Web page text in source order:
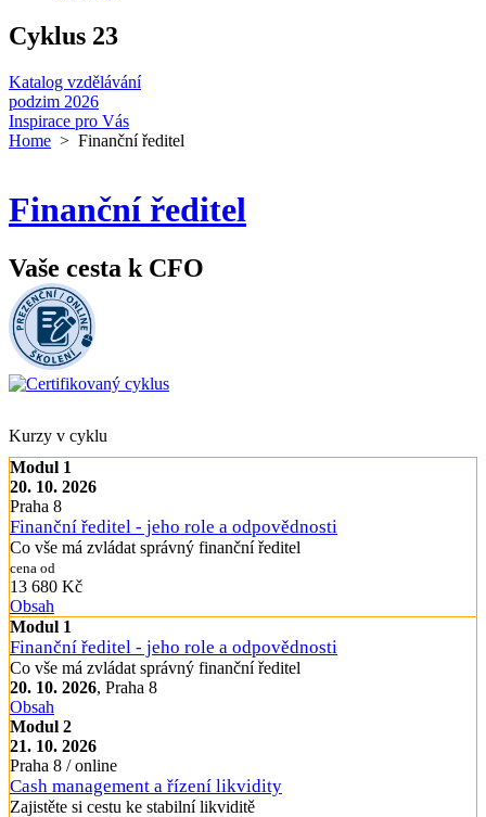
Cyklus 23
Katalog vzdělávání
podzim 2026
Inspirace pro Vás
Home > Finanční ředitel
Finanční ředitel
Vaše cesta k CFO
Kurzy v cyklu
Modul 1
20. 10. 2026
Praha 8
Finanční ředitel - jeho role a odpovědnosti
Co vše má zvládat správný finanční ředitel
cena od
13 680 Kč
Obsah
Modul 1
Finanční ředitel - jeho role a odpovědnosti
Co vše má zvládat správný finanční ředitel
20. 10. 2026, Praha 8
Obsah
Modul 2
21. 10. 2026
Praha 8 / online
Cash management a řízení likvidity
Zajistěte si cestu ke stabilní likviditě